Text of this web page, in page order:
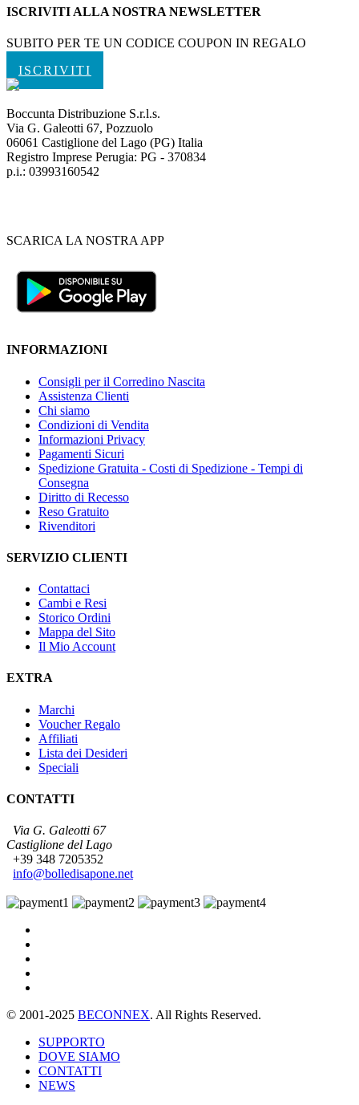
ISCRIVITI ALLA NOSTRA NEWSLETTER
SUBITO PER TE UN CODICE COUPON IN REGALO
ISCRIVITI
Boccunta Distribuzione S.r.l.s.
Via G. Galeotti 67, Pozzuolo
06061 Castiglione del Lago (PG) Italia
Registro Imprese Perugia: PG - 370834
p.i.: 03993160542
SCARICA LA NOSTRA APP
INFORMAZIONI
Consigli per il Corredino Nascita
Assistenza Clienti
Chi siamo
Condizioni di Vendita
Informazioni Privacy
Pagamenti Sicuri
Spedizione Gratuita - Costi di Spedizione - Tempi di
Consegna
Diritto di Recesso
Reso Gratuito
Rivenditori
SERVIZIO CLIENTI
Contattaci
Cambi e Resi
Storico Ordini
Mappa del Sito
Il Mio Account
EXTRA
Marchi
Voucher Regalo
Affiliati
Lista dei Desideri
Speciali
CONTATTI
Via G. Galeotti 67
Castiglione del Lago
+39 348 7205352
info@bolledisapone.net
© 2001-2025 BECONNEX. All Rights Reserved.
SUPPORTO
DOVE SIAMO
CONTATTI
NEWS